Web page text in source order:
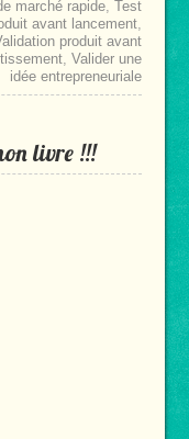
marché rapide,Test
avant lancement,
produit avant
,Valider une
idée entrepreneuriale
livre !!!